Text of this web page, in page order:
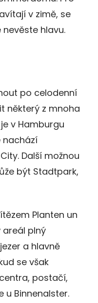
v zimě, se
hlavu.
po celodenní
některý z mnoha
v Hamburgu
nachází
Další možnou
být Stadtpark,
Planten un
areál plný
a hlavně
se však
postačí,
u Binnenalster.